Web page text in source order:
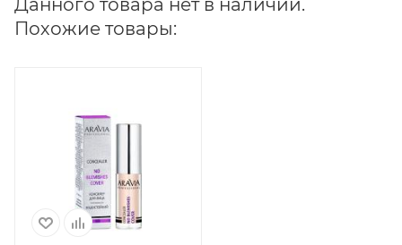
Данного товара нет в наличии.
Похожие товары: